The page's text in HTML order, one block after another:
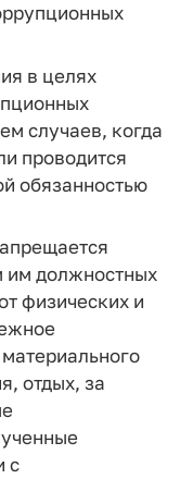
в целях
случаев, когда
проводится
обязанностью
им должностных
физических и
отдых, за
с